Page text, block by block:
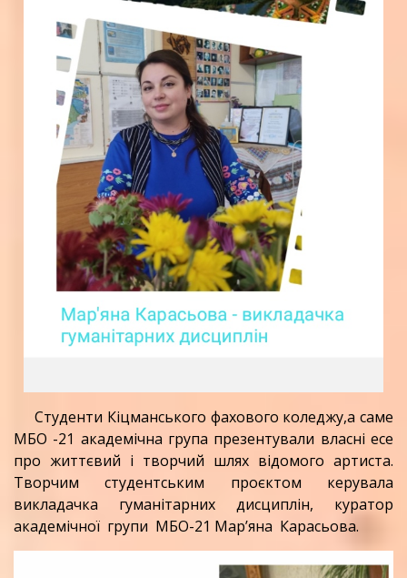
Студенти Кіцманського фахового коледжу,а саме
МБО -21 академічна група презентували власні есе
про життєвий і творчий шлях відомого артиста.
Творчим студентським проєктом керувала
викладачка гуманітарних дисциплін, куратор
академічної групи МБО-21 Мар’яна Карасьова.